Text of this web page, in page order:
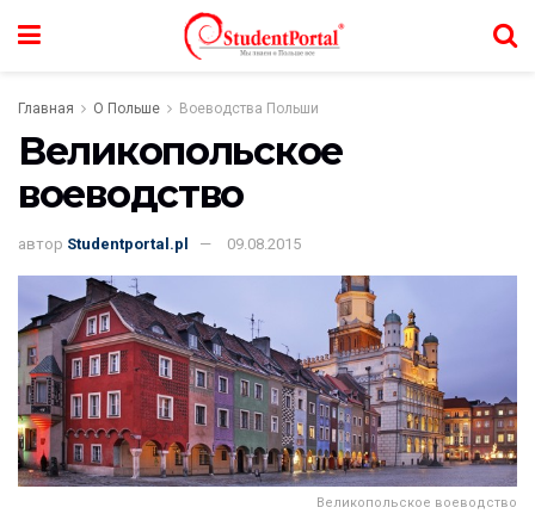
Главная О Польше Воеводства Польши
Великопольское
воеводство
автор Studentportal.pl 09.08.2015
Великопольское воеводство